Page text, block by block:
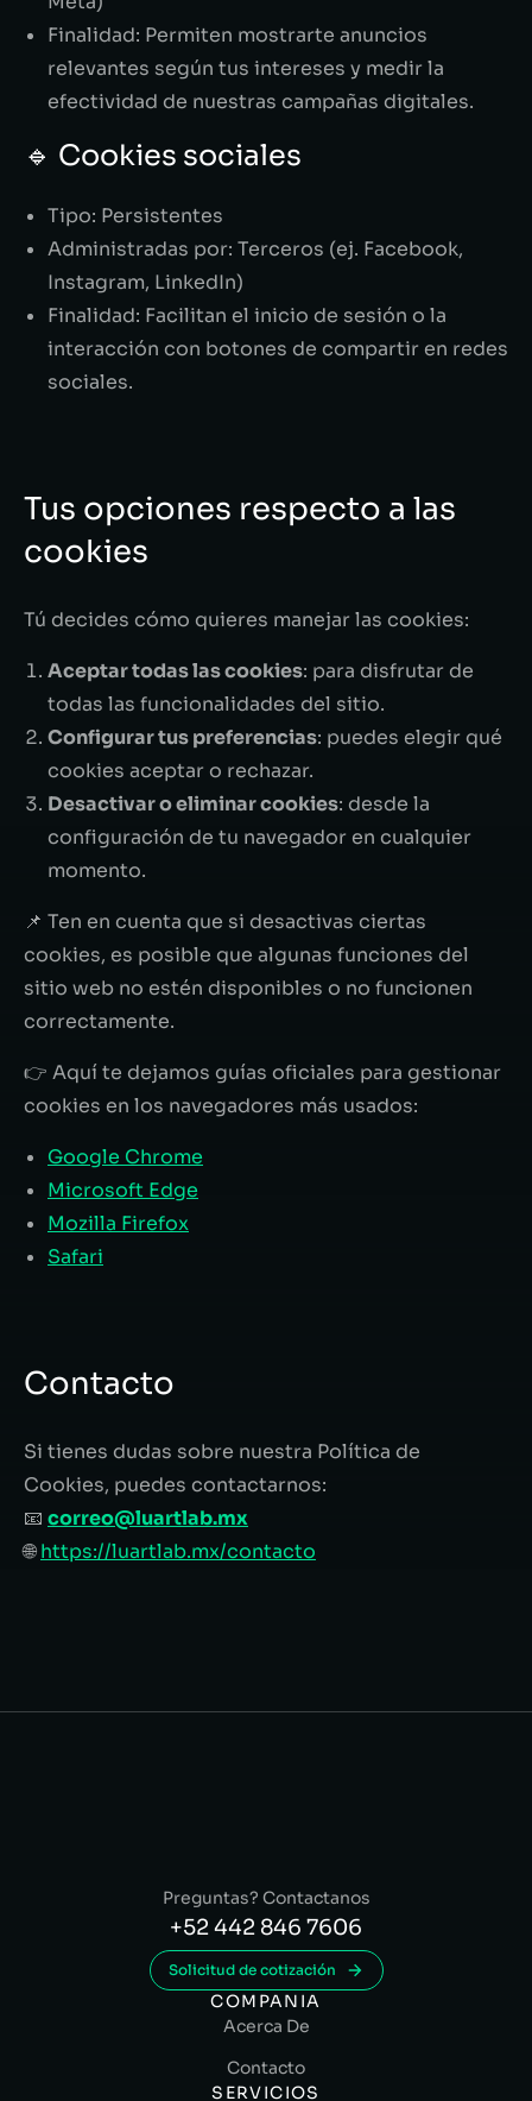
Finalidad: Permiten mostrarte anuncios
relevantes según tus intereses y medir la
efectividad de nuestras campañas digitales.
🔹 Cookies sociales
Tipo: Persistentes
Administradas por: Terceros (ej. Facebook,
Instagram, LinkedIn)
Finalidad: Facilitan el inicio de sesión o la
interacción con botones de compartir en redes
sociales.
Tus opciones respecto a las
cookies
Tú decides cómo quieres manejar las cookies:
Aceptar todas las cookies: para disfrutar de
todas las funcionalidades del sitio.
Configurar tus preferencias: puedes elegir qué
cookies aceptar o rechazar.
Desactivar o eliminar cookies: desde la
configuración de tu navegador en cualquier
momento.
📌 Ten en cuenta que si desactivas ciertas
cookies, es posible que algunas funciones del
sitio web no estén disponibles o no funcionen
correctamente.
👉 Aquí te dejamos guías oficiales para gestionar
cookies en los navegadores más usados:
Google Chrome
Microsoft Edge
Mozilla Firefox
Safari
Contacto
Si tienes dudas sobre nuestra Política de
Cookies, puedes contactarnos:
📧 correo@luartlab.mx
🌐https://luartlab.mx/contacto
Preguntas? Contactanos
+52 442 846 7606
Solicitud de cotización
COMPANIA
Acerca De
Contacto
SERVICIOS